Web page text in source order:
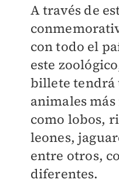
A través de
con todo el
este
billete tendrá
animales
como lobos,
leones,
entre otros,
diferentes.